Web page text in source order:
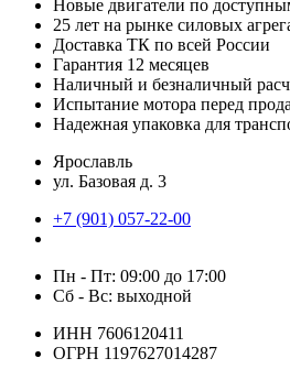
Новые двигатели по
25 лет на рынке силовых
Доставка ТК по всей России
Гарантия 12 месяцев
Наличный и безналичный
Испытание мотора перед
Надежная упаковка для
Ярославль
ул. Базовая д. 3
+7 (901) 057-22-00
Пн - Пт: 09:00 до 17:00
Сб - Вс: выходной
ИНН 7606120411
ОГРН 1197627014287